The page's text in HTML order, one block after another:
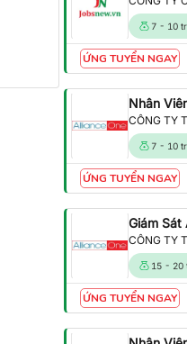
7 - 10
ỨNG TUYỂN NGAY
Nhân
7 - 10
ỨNG TUYỂN NGAY
Giám Sát
15 - 20
ỨNG TUYỂN NGAY